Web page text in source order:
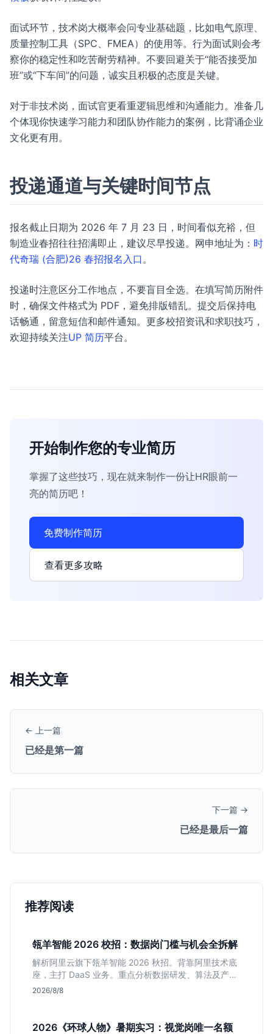
面试环节，技术岗大概率会问专业基础题，比如电气原理、
质量控制工具（SPC、FMEA）的使用等。行为面试则会考
察你的稳定性和吃苦耐劳精神。不要回避关于“能否接受加
班”或“下车间”的问题，诚实且积极的态度是关键。
对于非技术岗，面试官更看重逻辑思维和沟通能力。准备几
个体现你快速学习能力和团队协作能力的案例，比背诵企业
文化更有用。
投递通道与关键时间节点
报名截止日期为 2026 年 7 月 23 日，时间看似充裕，但
制造业春招往往招满即止，建议尽早投递。网申地址为： 时
代奇瑞 (合肥)26 春招报名入口。
投递时注意区分工作地点，不要盲目全选。在填写简历附件
时，确保文件格式为 PDF，避免排版错乱。提交后保持电
话畅通，留意短信和邮件通知。更多校招资讯和求职技巧，
欢迎持续关注UP 简历平台。
开始制作您的专业简历
掌握了这些技巧，现在就来制作一份让HR眼前一
亮的简历吧！
免费制作简历
查看更多攻略
相关文章
← 上一篇
已经是第一篇
下一篇 →
已经是最后一篇
推荐阅读
瓴羊智能 2026 校招：数据岗门槛与机会全拆解
解析阿里云旗下瓴羊智能 2026 秋招。背靠阿里技术底
座，主打 DaaS 业务。重点分析数据研发、算法及产品
岗的硬性要求，评估 B 端数据路线的成长曲线与抗压挑
2026/8/8
2026《环球人物》暑期实习：视觉岗唯一名额